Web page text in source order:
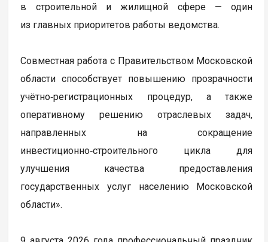
в строительной и жилищной сфере — один
из главных приоритетов работы ведомства.
Совместная работа с Правительством Московской
области способствует повышению прозрачности
учётно‑регистрационных процедур, а также
оперативному решению отраслевых задач,
направленных на сокращение
инвестиционно‑строительного цикла для
улучшения качества предоставления
государственных услуг населению Московской
области».